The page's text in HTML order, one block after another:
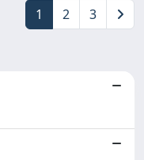
1 2 3